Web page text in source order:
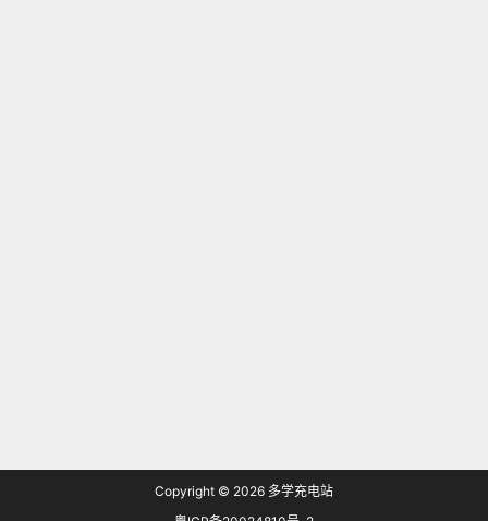
Copyright © 2026 多学充电站